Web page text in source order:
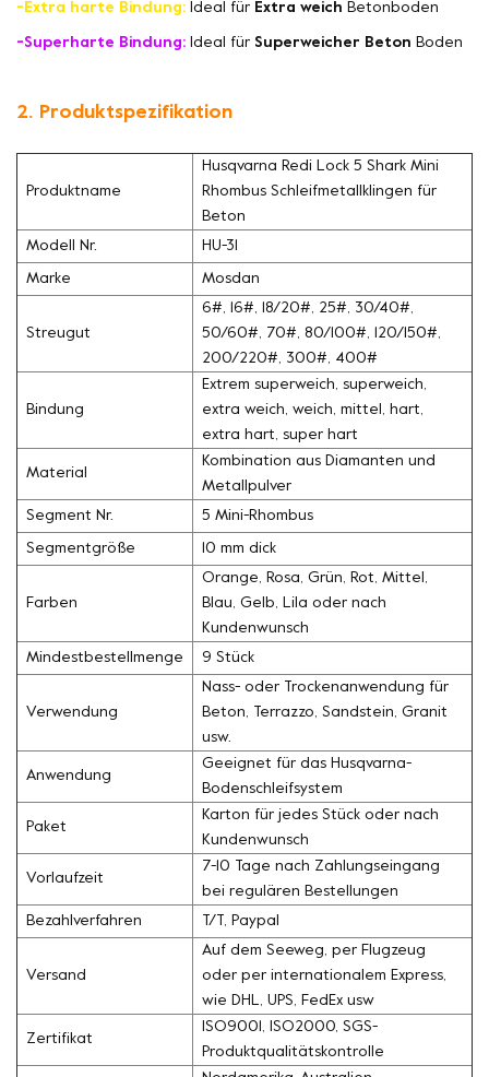
-Extra harte Bindung: Ideal für Extra weich Betonboden
-Superharte Bindung: Ideal für Superweicher Beton Boden
2. Produktspezifikation
Produktname
Husqvarna Redi Lock 5 Shark Mini
Rhombus Schleifmetallklingen für
Beton
Modell Nr. HU-31
Marke Mosdan
Streugut
6#, 16#, 18/20#, 25#, 30/40#,
50/60#, 70#, 80/100#, 120/150#,
200/220#, 300#, 400#
Bindung
Extrem superweich, superweich,
extra weich, weich, mittel, hart,
extra hart, super hart
Material
Kombination aus Diamanten und
Metallpulver
Segment Nr. 5 Mini-Rhombus
Segmentgröße 10 mm dick
Farben
Orange, Rosa, Grün, Rot, Mittel,
Blau, Gelb, Lila oder nach
Kundenwunsch
Mindestbestellmenge 9 Stück
Verwendung
Nass- oder Trockenanwendung für
Beton, Terrazzo, Sandstein, Granit
usw.
Anwendung
Geeignet für das Husqvarna-
Bodenschleifsystem
Paket
Karton für jedes Stück oder nach
Kundenwunsch
Vorlaufzeit
7-10 Tage nach Zahlungseingang
bei regulären Bestellungen
Bezahlverfahren T/T, Paypal
Versand
Auf dem Seeweg, per Flugzeug
oder per internationalem Express,
wie DHL, UPS, FedEx usw
Zertifikat
ISO9001, ISO2000, SGS-
Produktqualitätskontrolle